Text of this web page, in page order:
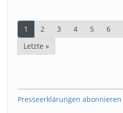
Seitennummerierung
Aktuelle
Seite
1 Page
2 Page
3 Page
4 Page
5 Page
6
Letzte
Seite
Letzte »
Presseerklärungen abonnieren